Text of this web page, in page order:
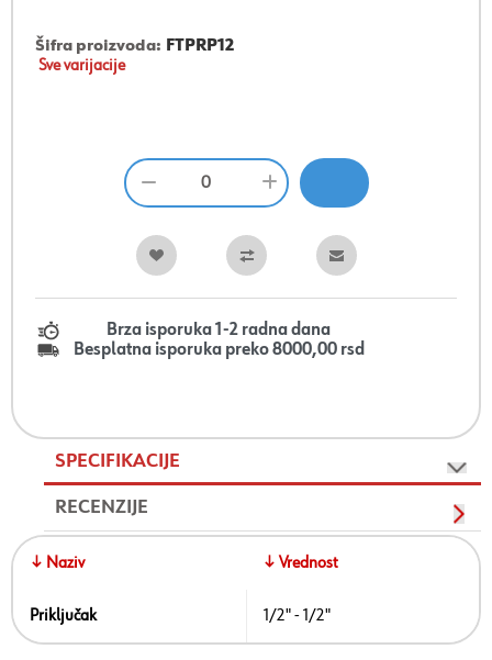
Šifra proizvoda: FTPRP12
Sve varijacije
Brza isporuka 1-2 radna dana
Besplatna isporuka preko 8000,00 rsd
SPECIFIKACIJE
RECENZIJE
↓ Naziv ↓ Vrednost
Priključak 1/2" - 1/2"